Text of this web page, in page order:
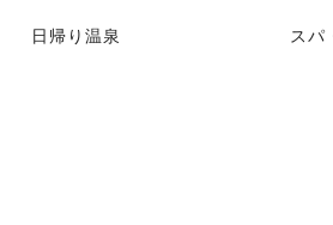
日帰り温泉 スパ